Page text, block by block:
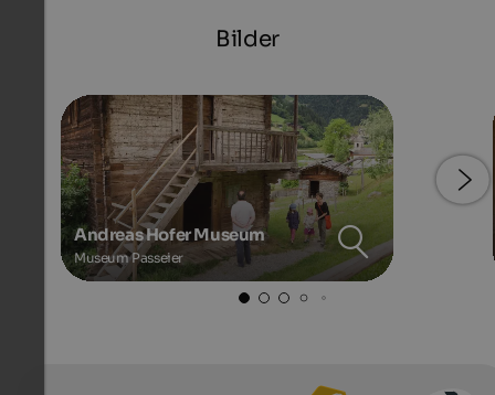
Bilder
Andreas Hofer Museum
Museum Passeier